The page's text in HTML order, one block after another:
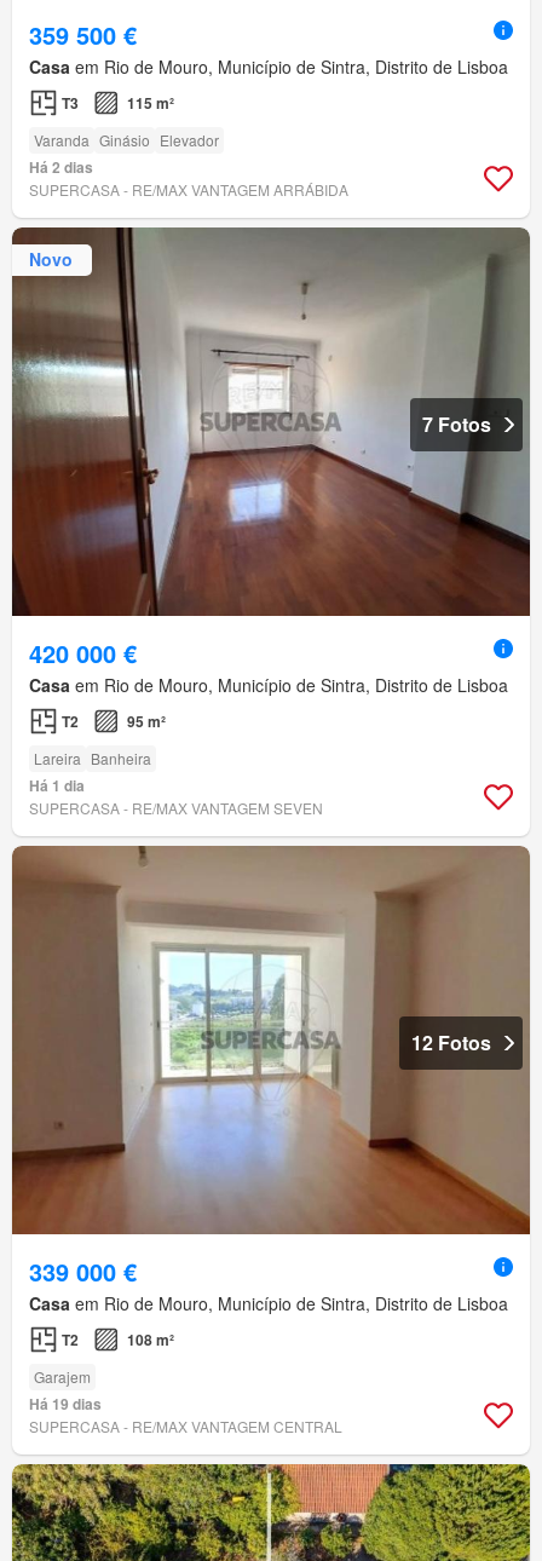
359 500 €
Casa em Rio de Mouro, Município de Sintra, Distrito de Lisboa
T3 115 m²
Varanda Ginásio Elevador
Há 2 dias
SUPERCASA - RE/MAX VANTAGEM ARRÁBIDA
Novo
7 Fotos
420 000 €
Casa em Rio de Mouro, Município de Sintra, Distrito de Lisboa
T2 95 m²
Lareira Banheira
Há 1 dia
SUPERCASA - RE/MAX VANTAGEM SEVEN
12 Fotos
339 000 €
Casa em Rio de Mouro, Município de Sintra, Distrito de Lisboa
T2 108 m²
Garajem
Há 19 dias
SUPERCASA - RE/MAX VANTAGEM CENTRAL